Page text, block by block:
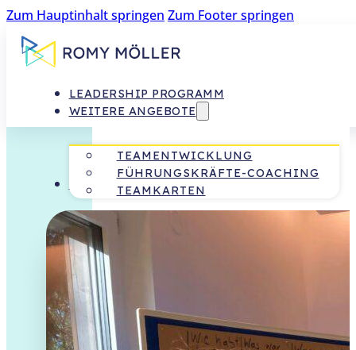
Zum Hauptinhalt springen Zum Footer springen
LEADERSHIP PROGRAMM
WEITERE ANGEBOTE
TEAM­ENTWICKLUNG
FÜHRUNGSKRÄFTE-COACHING
TEAMKARTEN
0 € IMPULSE FÜR DICH
FÜHRUNGSKRÄFTEENTWICKLUNG
GESPRÄCHE SOUVERÄN FÜHREN“
SCHULE“
MAGAZIN „NEW WORK IN